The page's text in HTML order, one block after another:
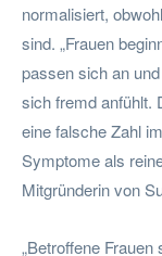
normalisiert,
sind. „Frauen
passen sich an
sich fremd anfühlt.
eine falsche Zahl
Symptome als
Mitgründerin von
„Betroffene